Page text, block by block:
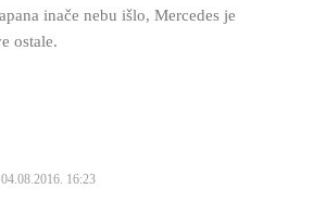
inače nebu išlo, Mercedes je
ostale.
04.08.2016. 16:23